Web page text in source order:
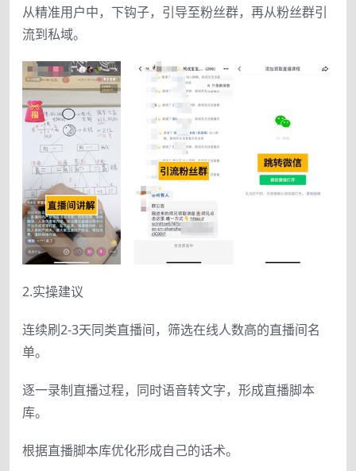
从精准用户中，下钩子，引导至粉丝群，再从粉丝群引
流到私域。
2.实操建议
连续刷2-3天同类直播间，筛选在线人数高的直播间名
单。
逐一录制直播过程，同时语音转文字，形成直播脚本
库。
根据直播脚本库优化形成自己的话术。